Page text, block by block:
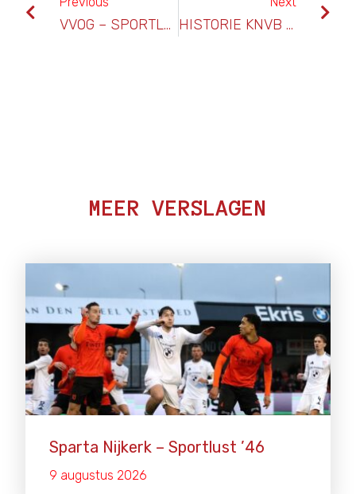
VVOG – SPORTLUST ’46 HISTORIE KNVB DISTRICTSBEKER FINALE SPORTLUST ’46 – FC ’S-GRAVENZANDE
MEER VERSLAGEN
Sparta Nijkerk – Sportlust ’46
9 augustus 2026